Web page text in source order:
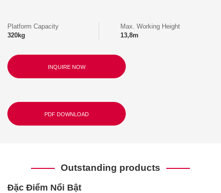
Platform Capacity
320kg
Max. Working Height
13,8m
INQUIRE NOW
PDF DOWNLOAD
Outstanding products
Đặc Điểm Nổi Bật